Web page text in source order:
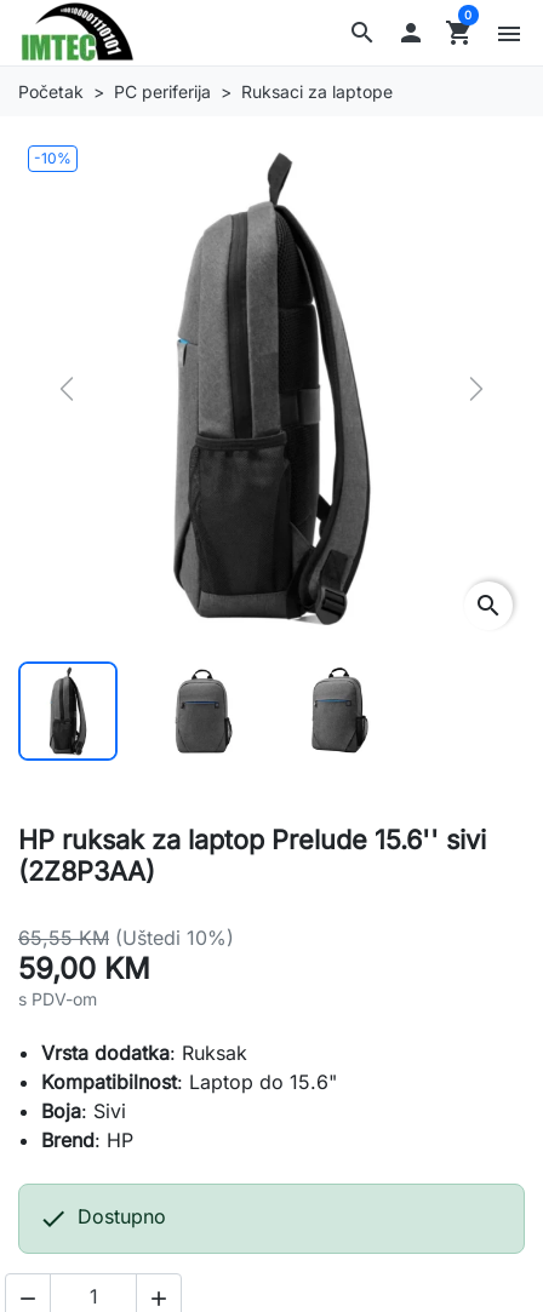
search  shopping_cart
0
menu
Početak PC periferija Ruksaci za laptope
-10%
Previous Next
search
HP ruksak za laptop Prelude 15.6'' sivi
(2Z8P3AA)
65,55 KM (Uštedi 10%)
59,00 KM
s PDV-om
Vrsta dodatka: Ruksak
Kompatibilnost: Laptop do 15.6"
Boja: Sivi
Brend: HP
 Dostupno
 